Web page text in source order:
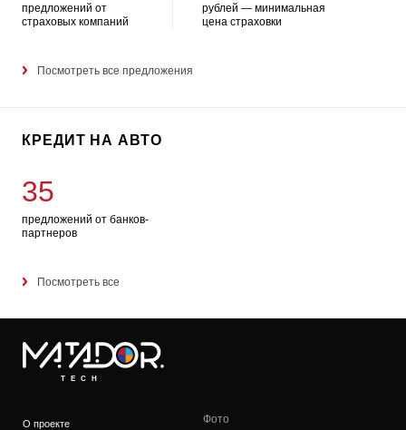
предложений от
страховых компаний
рублей — минимальная
цена страховки
Посмотреть все предложения
КРЕДИТ НА АВТО
35
предложений от банков-
партнеров
Посмотреть все
TECH
О проекте
Фото